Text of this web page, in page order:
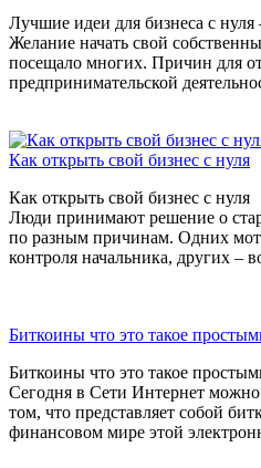
Лучшие идеи для бизнеса с
Желание начать свой
посещало многих. Причин для
предпринимательской
Как открыть свой бизнес с нуля
Как открыть свой бизнес с нуля
Люди принимают решение о
по разным причинам. Одних
контроля начальника, других –
Биткоины что это такое
Биткоины что это такое
Сегодня в Сети Интернет
том, что представляет собой
финансовом мире этой